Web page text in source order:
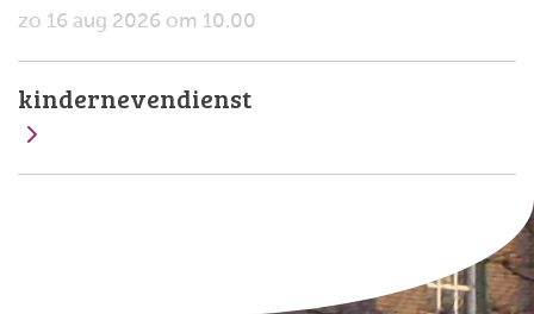
zo 16 aug 2026 om 10.00
kindernevendienst